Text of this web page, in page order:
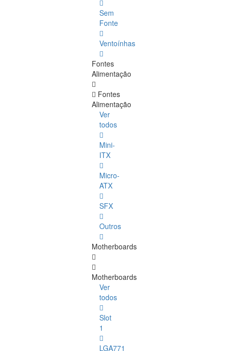
Sem
Fonte
Ventoínhas
Fontes
Alimentação
Fontes
Alimentação
Ver
todos
Mini-
ITX
Micro-
ATX
SFX
Outros
Motherboards
Motherboards
Ver
todos
Slot
1
LGA771